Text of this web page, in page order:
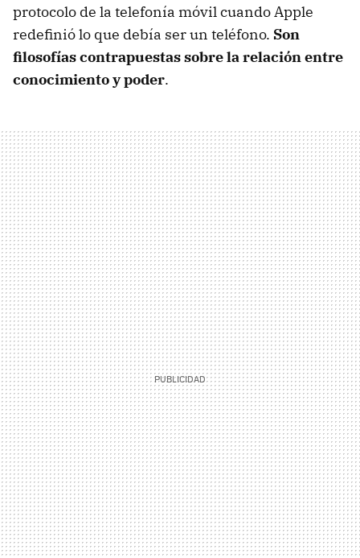
protocolo de la telefonía móvil cuando Apple
redefinió lo que debía ser un teléfono. Son
filosofías contrapuestas sobre la relación entre
conocimiento y poder.